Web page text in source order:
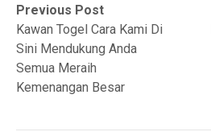
Post
navigation
Previous Post
Previous
post:Kawan Togel Cara Kami Di
Sini Mendukung Anda
Semua Meraih
Kemenangan Besar
Next
post: